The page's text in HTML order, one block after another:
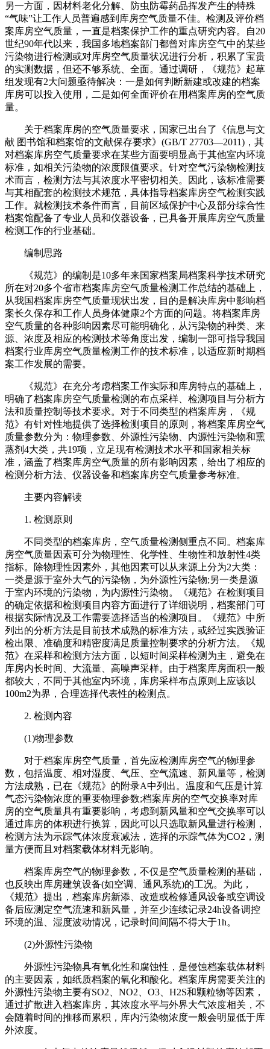
另一方面，因材料老化分解、防虫防霉药品挥发产生的特殊
“气味”让工作人员普遍感到库房空气质量不佳。检测及评价档
案库房空气质量，一直是档案保护工作的重点研究内容。自20
世纪90年代以来，我国多地档案部门都曾对库房空气中的某些
污染物进行检测或对库房空气质量状况进行分析，积累了宝贵
的实测数据，但还不够系统、全面。通过调研，《规范》起草
组发现有2大问题亟待解决：一是如何判断新建或改建的档案
库房可以投入使用，二是如何全面评价在用档案库房的空气质
量。
关于档案库房的空气质量要求，国家已出台了《信息与文
献 图书馆和档案馆的文献保存要求》(GB/T 27703—2011)，其
对档案库房空气质量要求在某些方面要明显高于其他室内环境
标准，如相关污染物的浓度限值要求。针对空气污染物检测技
术而言，检测方法与其浓度水平密切相关。因此，该标准需要
与其相配套的检测技术规范，具体指导档案库房空气检测实践
工作。就检测技术条件而言，目前区域保护中心及部分综合性
档案馆配备了专业人员和仪器设备，已具备开展库房空气质量
检测工作的行业基础。
编制思路
《规范》的编制是10多年来国家档案局档案科学技术研究
所在对20多个省市档案库房空气质量检测工作总结的基础上，
从我国档案库房空气质量现状出发，目的是解决库房中影响档
案长久保存和工作人员身体健康2个方面的问题。将档案库房
空气质量的各种影响因素尽可能明确化，从污染物的种类、来
源、浓度及相应的检测技术等角度出发，编制一部可指导我国
档案行业库房空气质量检测工作的技术标准，以适应新时期档
案工作发展的需要。
《规范》在充分考虑档案工作实际和库房特点的基础上，
明确了档案库房空气质量检测的布点采样、检测项目与分析方
法和质量控制等技术要求。对于不同类型的档案库房，《规
范》有针对性地提供了选择检测项目的原则，将档案库房空气
质量参数分为：物理参数、外源性污染物、内源性污染物和熏
蒸剂4大类，共19项，立足现有检测技术水平和国家相关标
准，涵盖了档案库房空气质量的所有影响因素，给出了相应的
检测分析方法、仪器设备和档案库房空气质量参考标准。
主要内容解读
1. 检测原则
不同类型的档案库房，空气质量检测侧重点不同。档案库
房空气质量因素可分为物理性、化学性、生物性和放射性4类
指标。除物理性因素外，其他因素可以从来源上分为2大类：
一类是源于室外大气的污染物，为外源性污染物;另一类是源
于室内环境的污染物，为内源性污染物。《规范》在检测项目
的确定依据和检测项目内容方面进行了详细说明，档案部门可
根据实际情况及工作需要选择适当的检测项目。《规范》中所
列出的分析方法是目前技术成熟的标准方法，或经过实践验证
检出限、准确度和精密度满足质量控制要求的分析方法。《规
范》在采样和检测方法方面，以短时间采样检测为主，避免在
库房内长时间、大流量、高噪声采样。由于档案库房面积一般
都较大，不同于其他室内环境，库房采样布点原则上应该以
100m2为界，合理选择代表性的检测点。
2. 检测内容
(1)物理参数
对于档案库房空气质量，首先应检测库房空气的物理参
数，包括温度、相对湿度、气压、空气流速、新风量等，检测
方法成熟，已在《规范》的附录A中列出。温度和气压是计算
气态污染物浓度的重要物理参数;档案库房的空气交换率对库
房的空气质量具有重要影响，考虑到新风量和空气交换率可以
通过库房的体积进行换算，因此可以只选取新风量进行检测，
检测方法为示踪气体浓度衰减法，选择的示踪气体为CO2，测
量方便而且对档案载体材料无影响。
档案库房空气的物理参数，不仅是空气质量检测的基础，
也反映出库房建筑设备(如空调、通风系统)的工况。为此，
《规范》提出，档案库房新添、改造或检修通风设备或空调设
备后应测定空气流速和新风量，并至少连续记录24h设备调控
环境的温、湿度波动情况，记录时间间隔不得大于1h。
(2)外源性污染物
外源性污染物具有氧化性和腐蚀性，是侵蚀档案载体材料
的主要因素，如纸质档案的氧化和酸化。档案库房需要关注的
外源性污染物主要有SO2、NO2、O3、H2S和颗粒物等因素，
通过扩散进入档案库房，其浓度水平与外界大气浓度相关，不
会随着时间的推移而累积，库内污染物浓度一般会明显低于库
外浓度。